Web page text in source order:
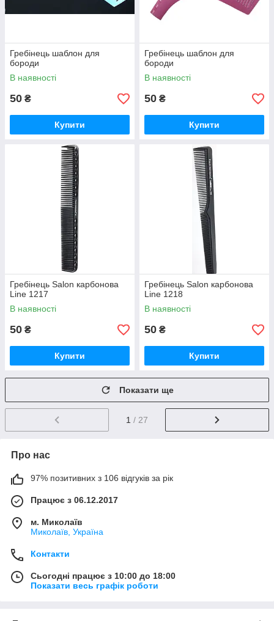
Гребінець шаблон для
бороди
В наявності
50 ₴
Купити
Гребінець шаблон для
бороди
В наявності
50 ₴
Купити
Гребінець Salon карбонова
Line 1217
В наявності
50 ₴
Купити
Гребінець Salon карбонова
Line 1218
В наявності
50 ₴
Купити
Показати ще
1 / 27
Про нас
97% позитивних з 106 відгуків за рік
Працює з 06.12.2017
м. Миколаїв
Миколаїв, Україна
Контакти
Сьогодні працює з 10:00 до 18:00
Показати весь графік роботи